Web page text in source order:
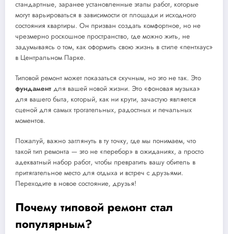
стандартные, заранее установленные этапы работ, которые
могут варьироваться в зависимости от площади и исходного
состояния квартиры. Он призван создать комфортное, но не
чрезмерно роскошное пространство, где можно жить, не
задумываясь о том, как оформить свою жизнь в стиле «пентхаус»
в Центральном Парке.
Типовой ремонт может показаться скучным, но это не так. Это
фундамент для вашей новой жизни. Это «фоновая музыка»
для вашего быта, который, как ни крути, зачастую является
сценой для самых трогательных, радостных и печальных
моментов.
Пожалуй, важно заглянуть в ту точку, где мы понимаем, что
такой тип ремонта — это не «перебор» в ожиданиях, а просто
адекватный набор работ, чтобы превратить вашу обитель в
притягательное место для отдыха и встреч с друзьями.
Переходите в новое состояние, друзья!
Почему типовой ремонт стал
популярным?